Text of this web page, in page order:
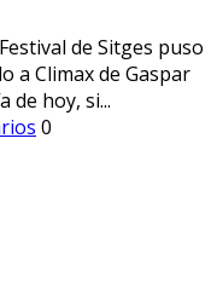
de Sitges puso
a Climax de Gaspar
de hoy, si...
0